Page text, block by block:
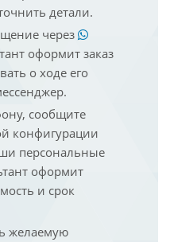
детали.
через
оформит заказ
о ходе его
сообщите
конфигурации
персональные
оформит
и срок
желаемую